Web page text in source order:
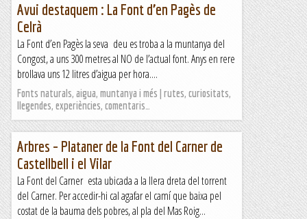
Avui destaquem : La Font d’en Pagès de
Celrà
La Font d’en Pagès la seva deu es troba a la muntanya del
Congost, a uns 300 metres al NO de l’actual font. Anys en rere
brollava uns 12 litres d’aigua per hora....
Fonts naturals, aigua, muntanya i més | rutes, curiositats,
llegendes, experiències, comentaris…
Arbres – Plataner de la Font del Carner de
Castellbell i el Vilar
La Font del Carner esta ubicada a la llera dreta del torrent
del Carner. Per accedir-hi cal agafar el camí que baixa pel
costat de la bauma dels pobres, al pla del Mas Roig...